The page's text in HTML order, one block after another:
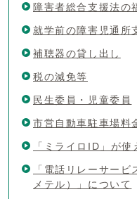
障害者総合支援法の
就学前の障害児通所
補聴器の貸し出し
税の減免等
民生委員・児童委員
市営自動車駐車場料
「ミライロID」が
「電話リレーサー
メテル）」について